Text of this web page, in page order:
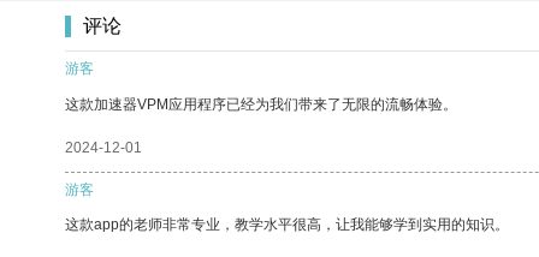
评论
游客
这款加速器VPM应用程序已经为我们带来了无限的流畅体验。
2024-12-01
游客
这款app的老师非常专业，教学水平很高，让我能够学到实用的知识。